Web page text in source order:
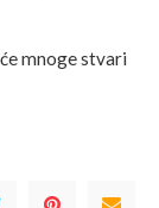
mnoge stvari